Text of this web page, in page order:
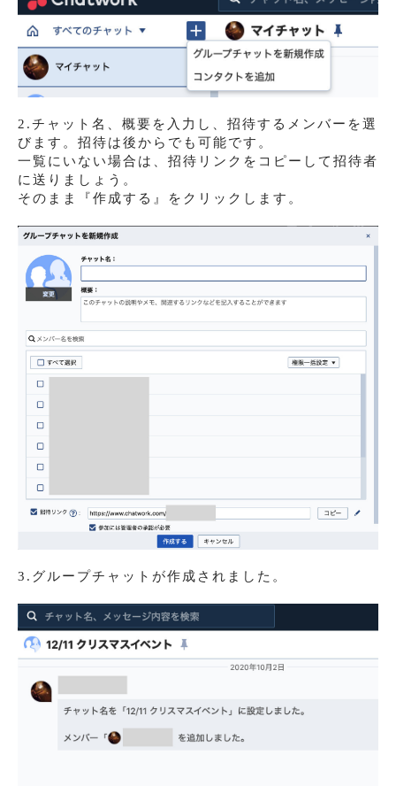
2.チャット名、概要を入力し、招待するメンバーを選
びます。招待は後からでも可能です。
一覧にいない場合は、招待リンクをコピーして招待者
に送りましょう。
そのまま『作成する』をクリックします。
3.グループチャットが作成されました。